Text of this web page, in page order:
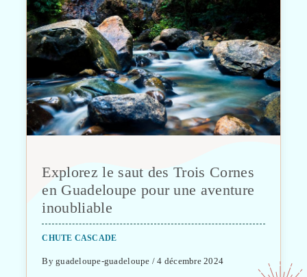
Explorez le saut des Trois Cornes
en Guadeloupe pour une aventure
inoubliable
CHUTE CASCADE
By guadeloupe-guadeloupe / 4 décembre 2024